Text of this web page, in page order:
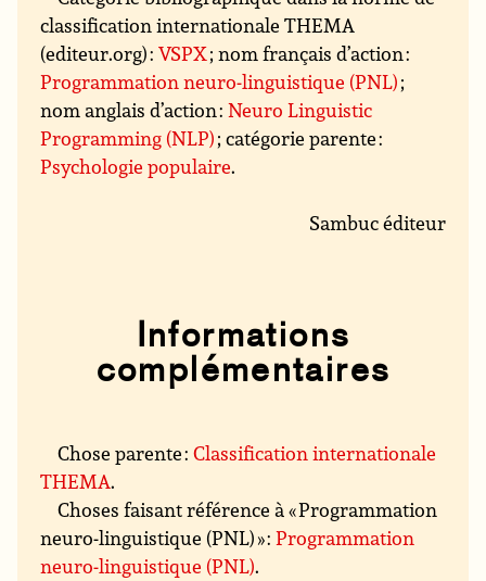
classification internationale THEMA
(editeur.org) :VSPX; nom français d’action :
Programmation neuro-linguistique (PNL);
nom anglais d’action :Neuro Linguistic
Programming (NLP); catégorie parente :
Psychologie populaire.
Sambuc éditeur
Informations
complémentaires
Chose parente :Classification internationale
THEMA.
Choses faisant référence à « Programmation
neuro-linguistique (PNL) » :Programmation
neuro-linguistique (PNL).